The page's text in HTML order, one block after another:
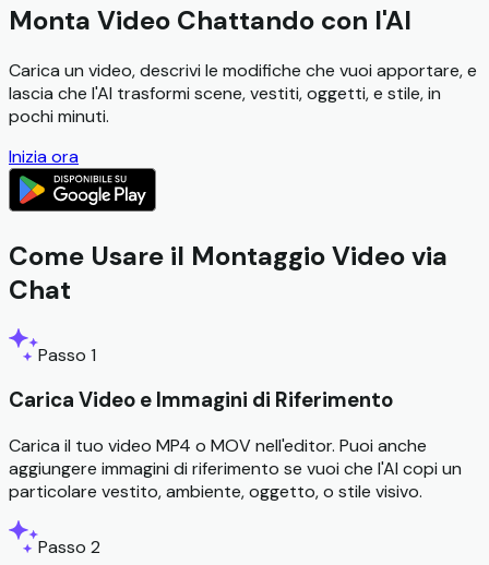
Monta Video Chattando con l'AI
Carica un video, descrivi le modifiche che vuoi apportare, e
lascia che l'AI trasformi scene, vestiti, oggetti, e stile, in
pochi minuti.
Inizia ora
Come Usare il Montaggio Video via
Chat
Passo 1
Carica Video e Immagini di Riferimento
Carica il tuo video MP4 o MOV nell'editor. Puoi anche
aggiungere immagini di riferimento se vuoi che l'AI copi un
particolare vestito, ambiente, oggetto, o stile visivo.
Passo 2